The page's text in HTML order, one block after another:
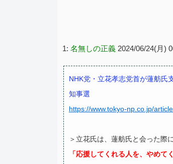
1: 名無しの正義 2024/06/24(月)
NHK党・立花孝志党首が蓮舫
知事選
https://www.tokyo-np.co.jp/
＞立花氏は、蓮舫氏と会った際
「応援してくれる人を、やめて